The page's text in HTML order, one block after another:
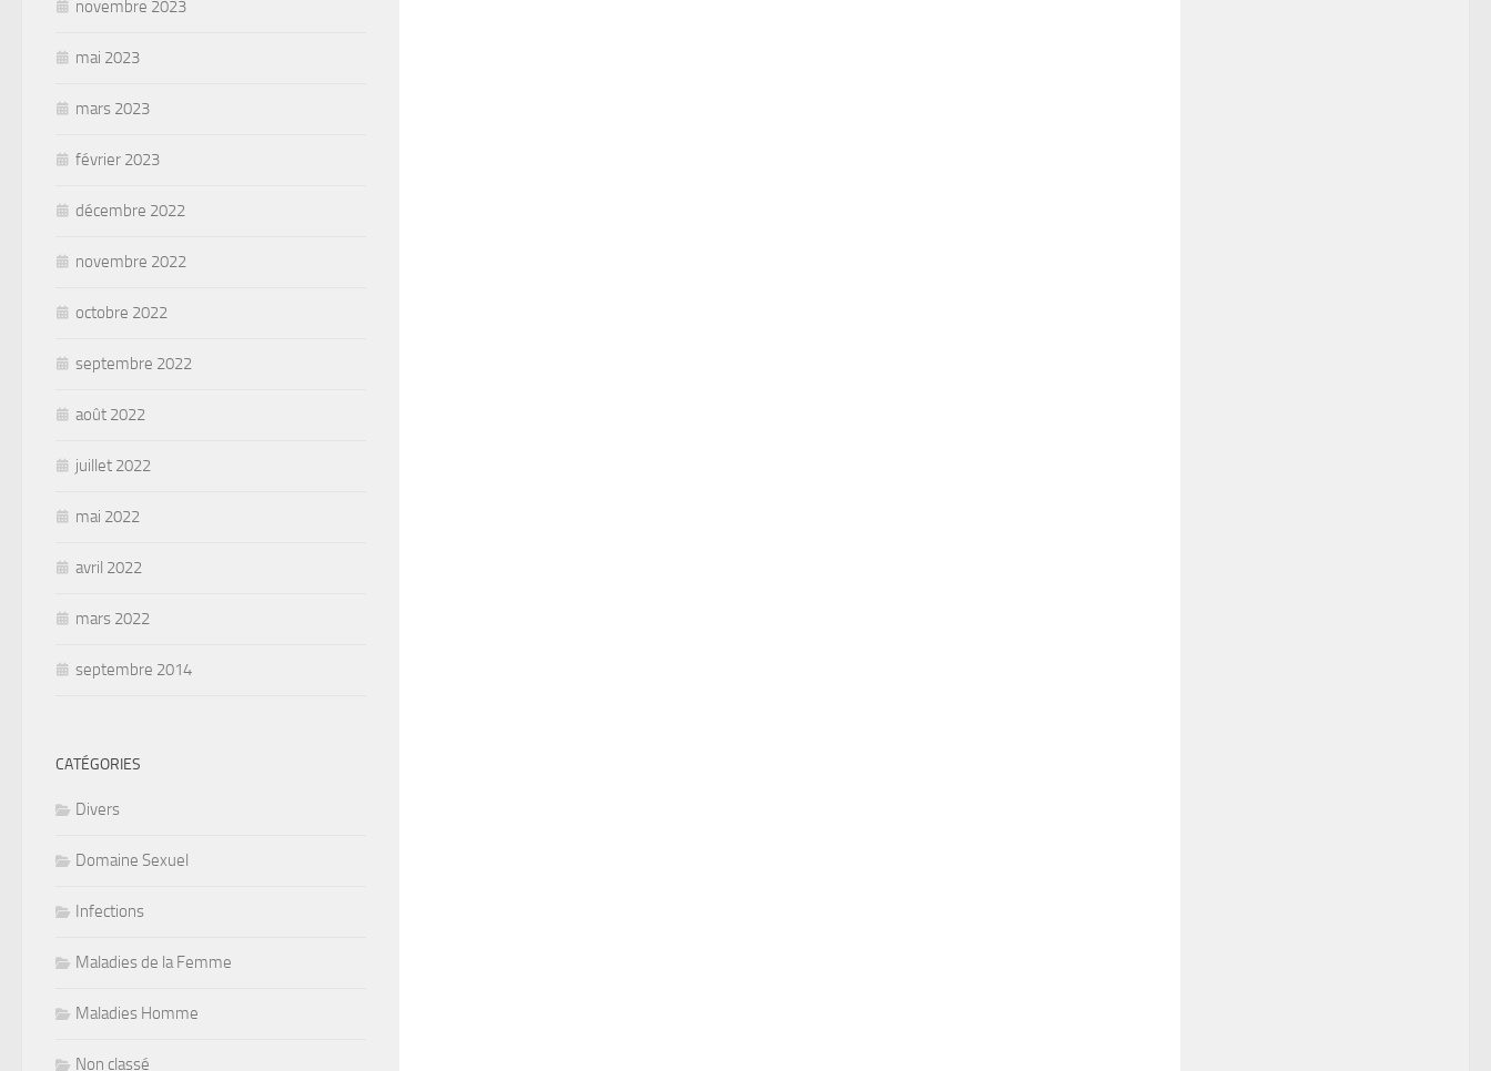
novembre 2023
mai 2023
mars 2023
février 2023
décembre 2022
novembre 2022
octobre 2022
septembre 2022
août 2022
juillet 2022
mai 2022
avril 2022
mars 2022
septembre 2014
CATÉGORIES
Divers
Domaine Sexuel
Infections
Maladies de la Femme
Maladies Homme
Non classé